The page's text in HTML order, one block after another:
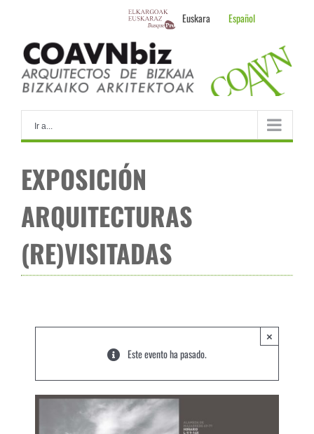
Euskara Español
content
Ir a...
EXPOSICIÓN
ARQUITECTURAS
(RE)VISITADAS
×
Este evento ha pasado.